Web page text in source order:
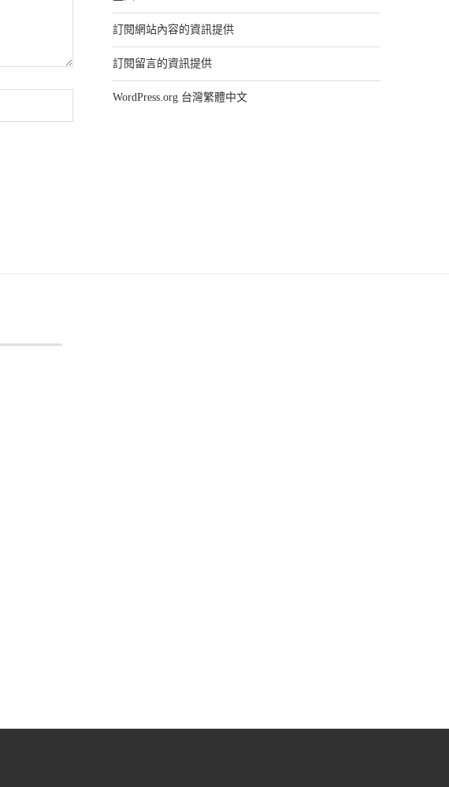
訂閱網站內容的資訊提供
訂閱留言的資訊提供
WordPress.org 台灣繁體中文